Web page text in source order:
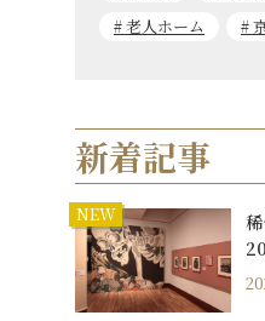
老人ホーム
新着記事
NEW